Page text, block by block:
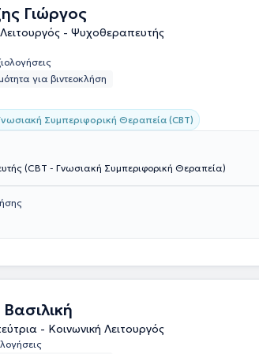
Γιώργος
Λειτουργός - Ψυχοθεραπευτής
για βιντεοκλήση
Συμπεριφορική Θεραπεία (CBT)
(CBT - Γνωσιακή Συμπεριφορική Θεραπεία)
- Κοινωνική Λειτουργός